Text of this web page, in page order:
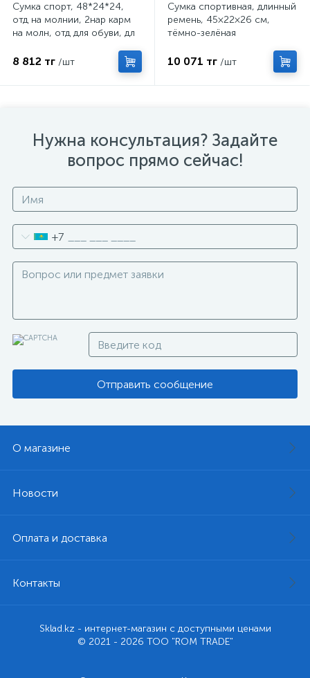
Сумка спорт, 48*24*24,
отд на молнии, 2нар карм
на молн, отд для обуви, дл
8 812 тг /шт
Сумка спортивная, длинный
ремень, 45×22×26 см,
тёмно-зелёная
10 071 тг /шт
Нужна консультация? Задайте
вопрос прямо сейчас!
+7
Отправить сообщение
О магазине
Новости
Оплата и доставка
Контакты
Sklad.kz - интернет-магазин с доступными ценами
© 2021 - 2026 ТОО "ROM TRADE"